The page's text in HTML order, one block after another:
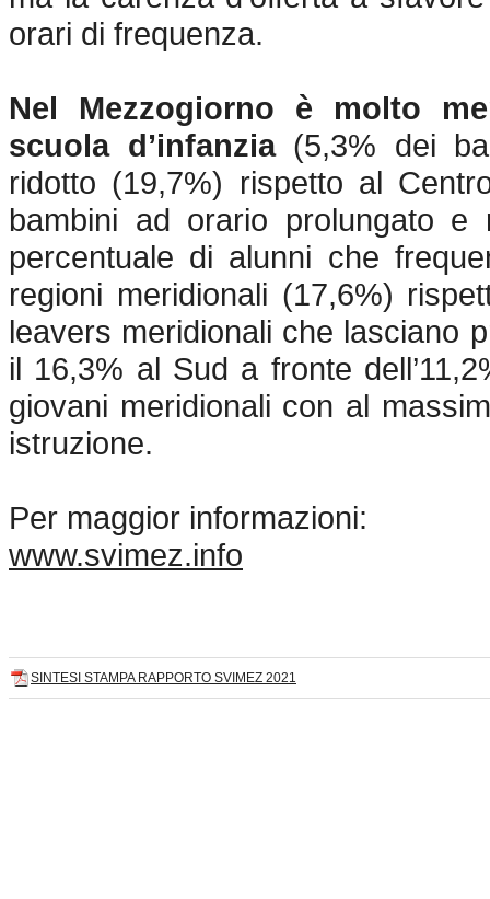
orari di frequenza.
Nel Mezzogiorno è molto
scuola d’infanzia (5,3% dei
ridotto (19,7%) rispetto al
bambini ad orario prolungato
percentuale di alunni che
regioni meridionali (17,6%)
leavers meridionali che lasciano
il 16,3% al Sud a fronte
giovani meridionali con al
istruzione.
Per maggior informazioni:
www.svimez.info
SINTESI STAMPA RAPPORTO SVIMEZ 2021